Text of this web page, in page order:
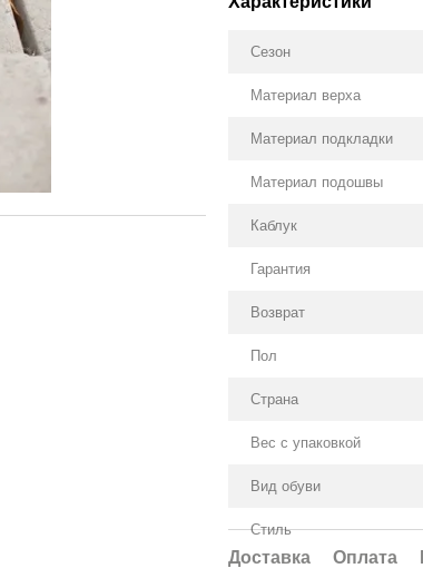
Сезон
Материал верха
Материал подкладки
Материал подошвы
Каблук
Гарантия
Возврат
Пол
Страна
Вес с упаковкой
Вид обуви
Стиль
Доставка Оплата